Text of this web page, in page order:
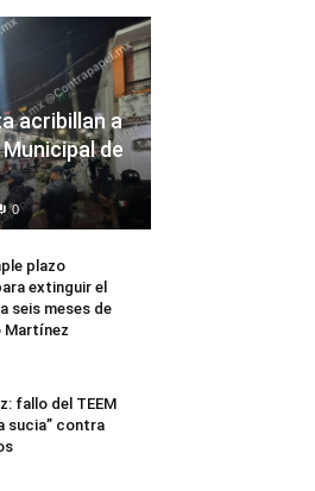
acribillan a
de
0
plazo
extinguir el
seis meses de
Martínez
fallo del TEEM
sucia” contra